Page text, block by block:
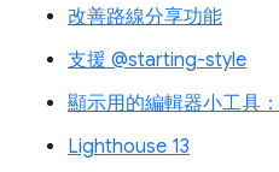
改善路線分享功能
支援 @starting-style
顯示用的編輯器小工具
Lighthouse 13